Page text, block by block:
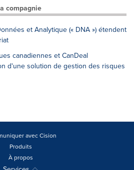
compagnie
et Analytique (« DNA ») étendent
canadiennes et CanDeal
d'une solution de gestion des risques
avec Cision
Produits
À propos